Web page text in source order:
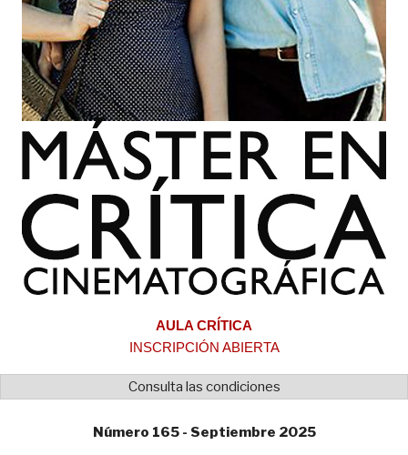
AULA CRÍTICA
INSCRIPCIÓN ABIERTA
Consulta las condiciones
Número 165 - Septiembre 2025